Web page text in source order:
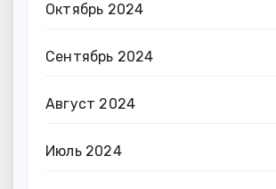
Октябрь 2024
Сентябрь 2024
Август 2024
Июль 2024